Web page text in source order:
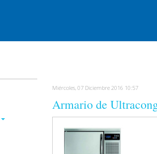
Miércoles, 07 Diciembre 2016 10:57
Armario de